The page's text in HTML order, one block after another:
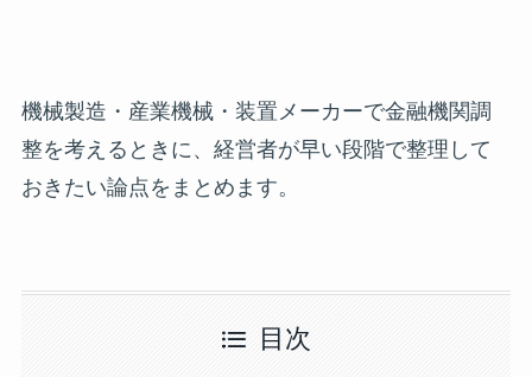
機械製造・産業機械・装置メーカーで金融機関調
整を考えるときに、経営者が早い段階で整理して
おきたい論点をまとめます。
目次